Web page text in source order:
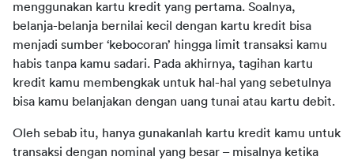
menggunakan kartu kredit yang pertama. Soalnya,
belanja-belanja bernilai kecil dengan kartu kredit bisa
menjadi sumber ‘kebocoran’ hingga limit transaksi kamu
habis tanpa kamu sadari. Pada akhirnya, tagihan kartu
kredit kamu membengkak untuk hal-hal yang sebetulnya
bisa kamu belanjakan dengan uang tunai atau kartu debit.
Oleh sebab itu, hanya gunakanlah kartu kredit kamu untuk
transaksi dengan nominal yang besar – misalnya ketika